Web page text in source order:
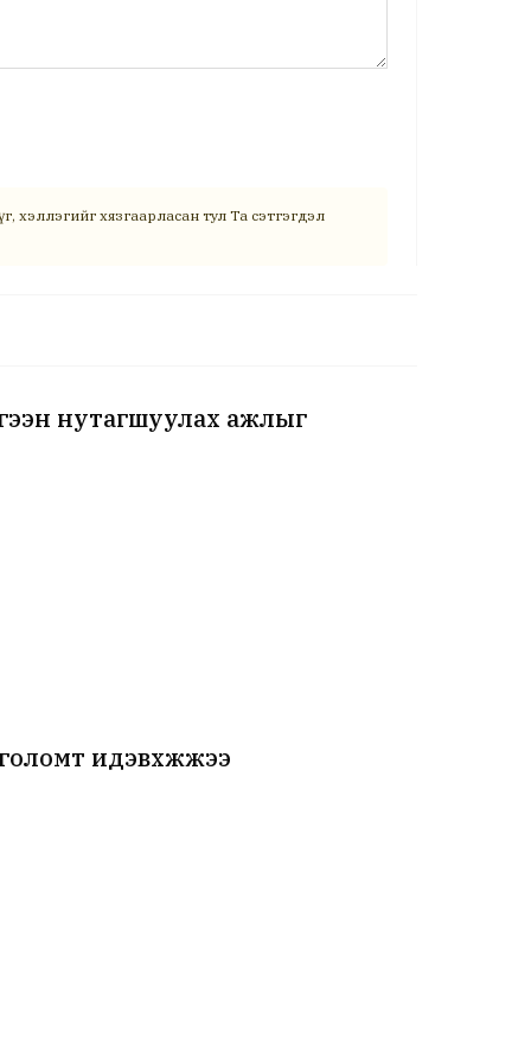
хязгаарласан тул Та сэтгэгдэл
нутагшуулах ажлыг
идэвхжжээ